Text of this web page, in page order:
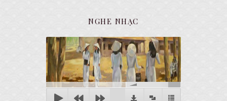
NGHE NHẠC
00:00